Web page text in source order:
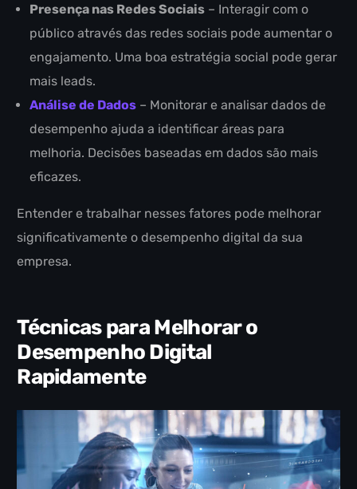
Presença nas Redes Sociais – Interagir com o
público através das redes sociais pode aumentar o
engajamento. Uma boa estratégia social pode gerar
mais leads.
Análise de Dados – Monitorar e analisar dados de
desempenho ajuda a identificar áreas para
melhoria. Decisões baseadas em dados são mais
eficazes.
Entender e trabalhar nesses fatores pode melhorar
significativamente o desempenho digital da sua
empresa.
Técnicas para Melhorar o
Desempenho Digital
Rapidamente